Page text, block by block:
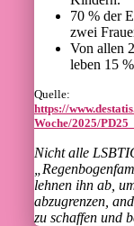
70 % der
zwei
Von allen
leben 15
Quelle:
https://
Woche/2025/
Nicht alle
lehnen ihn ab,
abzugrenzen,
zu schaffen und